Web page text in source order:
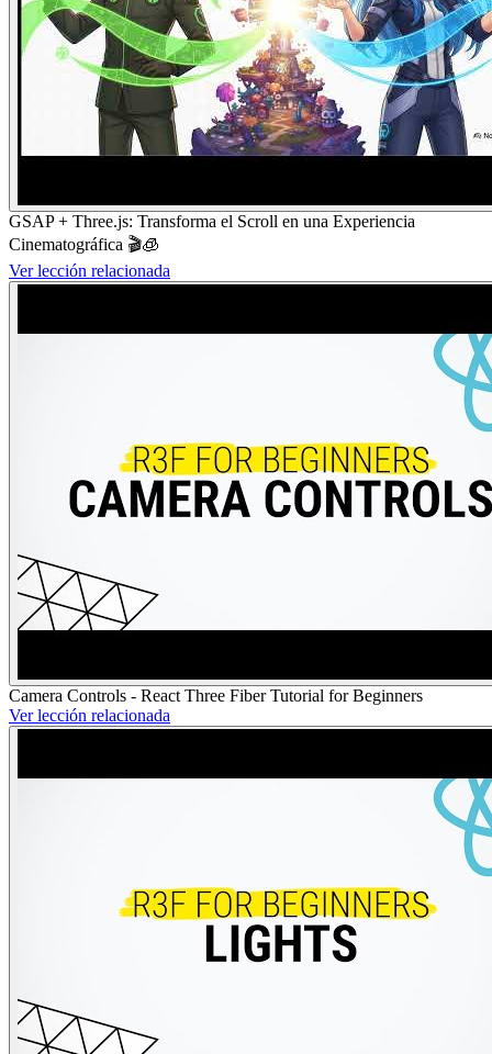
GSAP + Three.js: Transforma el Scroll en una Experiencia
Cinematográfica 🎬🧊
Ver lección relacionada
Camera Controls - React Three Fiber Tutorial for Beginners
Ver lección relacionada